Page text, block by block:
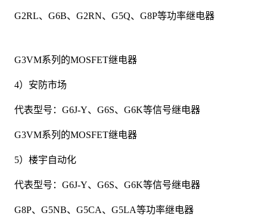
G2RL、G6B、G2RN、G5Q、G8P等功率继电器
G3VM系列的MOSFET继电器
4）安防市场
代表型号：G6J-Y、G6S、G6K等信号继电器
G3VM系列的MOSFET继电器
5）楼宇自动化
代表型号：G6J-Y、G6S、G6K等信号继电器
G8P、G5NB、G5CA、G5LA等功率继电器